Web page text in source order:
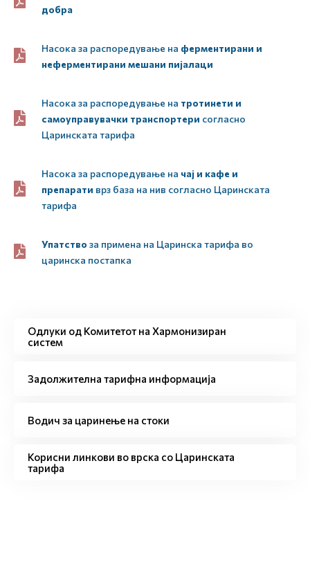
добра
Насока за распоредување на ферментирани и
неферментирани мешани пијалаци
Насока за распоредување на тротинети и
самоуправувачки транспортери согласно
Царинската тарифа
Насока за распоредување на чај и кафе и
препарати врз база на нив согласно Царинската
тарифа
Упатство за примена на Царинска тарифа во
царинска постапка
Одлуки од Комитетот на Хармонизиран
систем
Задолжителна тарифна информација
Водич за царинење на стоки
Корисни линкови во врска со Царинската
тарифа